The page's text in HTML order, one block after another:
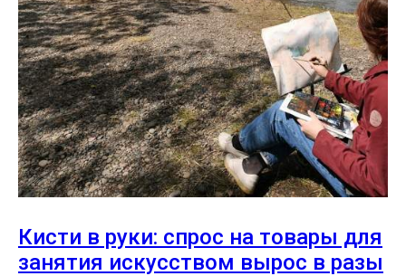
Кисти в руки: спрос на товары для
занятия искусством вырос в разы